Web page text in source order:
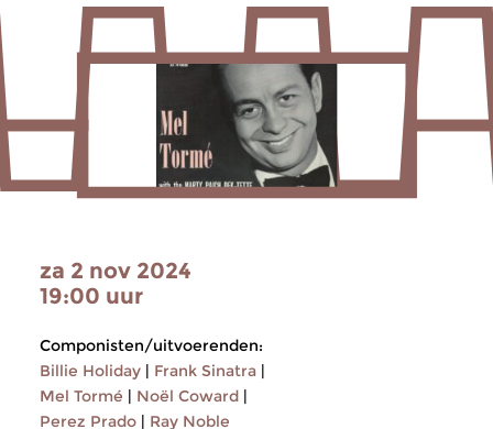
za 2 nov 2024
19:00 uur
Componisten/uitvoerenden:
Billie Holiday | Frank Sinatra |
Mel Tormé | Noël Coward |
Perez Prado | Ray Noble